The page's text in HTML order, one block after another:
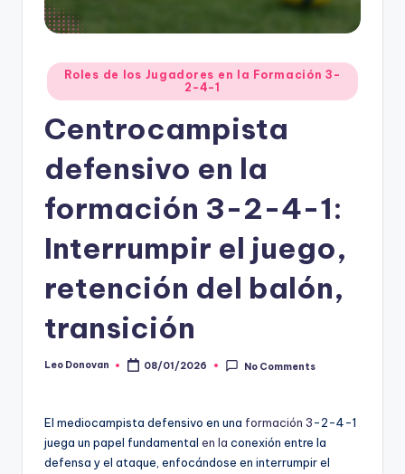
Posted
in
Roles de los Jugadores en la Formación 3-
2-4-1
Centrocampista
defensivo en la
formación 3-2-4-1:
Interrumpir el juego,
retención del balón,
transición
Posted
Leo Donovan 08/01/2026 No Comments
El mediocampista defensivo en una formación 3-2-4-1
juega un papel fundamental en la conexión entre la
defensa y el ataque, enfocándose en interrumpir el